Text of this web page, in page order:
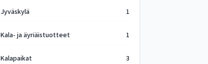
Jyväskylä 1
Kala- ja äyriäistuotteet 1
Kalapaikat 3